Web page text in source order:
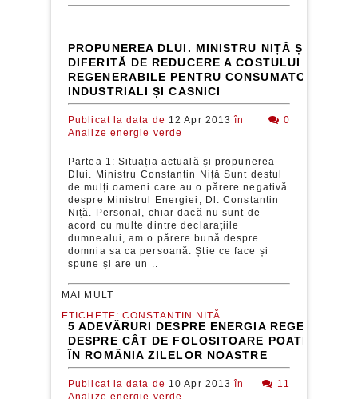
PROPUNEREA DLUI. MINISTRU NIȚĂ ȘI O
DIFERITĂ DE REDUCERE A COSTULUI
REGENERABILE PENTRU CONSUMATORII
INDUSTRIALI ȘI CASNICI
Publicat la data de 12 Apr 2013 în
Analize energie verde
0
Partea 1: Situația actuală și propunerea
Dlui. Ministru Constantin Niță Sunt destul
de mulți oameni care au o părere negativă
despre Ministrul Energiei, Dl. Constantin
Niță. Personal, chiar dacă nu sunt de
acord cu multe dintre declarațiile
dumnealui, am o părere bună despre
domnia sa ca persoană. Știe ce face și
spune și are un ..
MAI MULT
ETICHETE: CONSTANTIN NIȚĂ,
ENERGIE VERDE,
GUVERNUL
ROMÂNIEI, ORDONANTA DE
URGENTA
5 ADEVĂRURI DESPRE ENERGIA
DESPRE CÂT DE FOLOSITOARE POATE FI
ÎN ROMÂNIA ZILELOR NOASTRE
Publicat la data de 10 Apr 2013 în
Analize energie verde
11